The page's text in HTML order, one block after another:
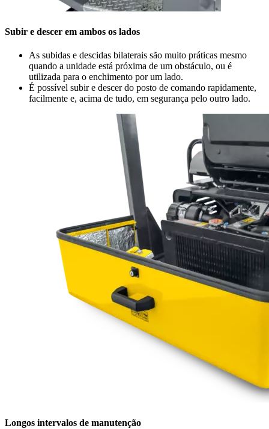
Subir e descer em ambos os lados
As subidas e descidas bilaterais são muito práticas mesmo
quando a unidade está próxima de um obstáculo, ou é
utilizada para o enchimento por um lado.
É possível subir e descer do posto de comando rapidamente,
facilmente e, acima de tudo, em segurança pelo outro lado.
Longos intervalos de manutenção